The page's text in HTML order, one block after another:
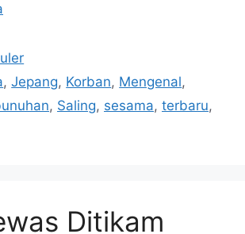
,Jepang, Korban, Mengenal,
, Saling, sesama, terbaru,
Ditikam